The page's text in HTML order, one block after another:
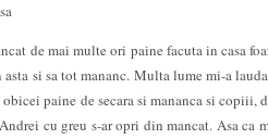
de mai multe ori paine facuta in casa
asta si sa tot mananc. Multa lume mi-a
obicei paine de secara si mananca si copiii,
cu greu s-ar opri din mancat. Asa ca